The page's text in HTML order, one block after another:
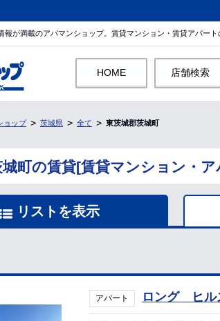
報が満載のアパマンショップ。賃貸マンション・賃貸アパート
HOME 店舗検索
ョップ 茨城県 全て 東茨城郡茨城町
町の賃貸[賃貸マンション・
リストを表示
アパート ロング ヒル